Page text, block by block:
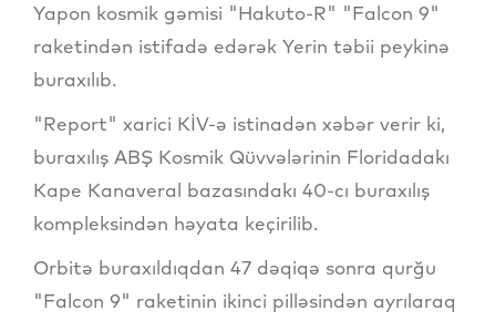
Yapon kosmik gəmisi "Hakuto-R" "Falcon 9"
raketindən istifadə edərək Yerin təbii peykinə
buraxılıb.
"Report" xarici KİV-ə istinadən xəbər verir ki,
buraxılış ABŞ Kosmik Qüvvələrinin Floridadakı
Kape Kanaveral bazasındakı 40-cı buraxılış
kompleksindən həyata keçirilib.
Orbitə buraxıldıqdan 47 dəqiqə sonra qurğu
"Falcon 9" raketinin ikinci pilləsindən ayrılaraq